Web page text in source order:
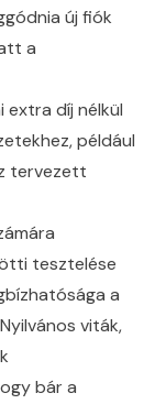
új fiók
a
extra díj nélkül
például
tervezett
tesztelése
a
viták,
bár a